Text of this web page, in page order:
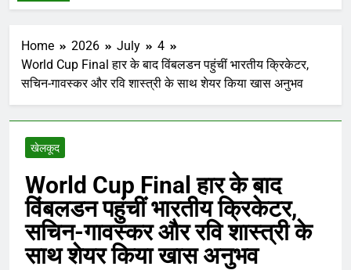
Home 2026 July
4
World Cup Final हार के बाद विंबलडन पहुंचीं भारतीय क्रिकेटर,
सचिन-गावस्कर और रवि शास्त्री के साथ शेयर किया खास अनुभव
खेलकूद
World Cup Final हार के बाद
विंबलडन पहुंचीं भारतीय क्रिकेटर,
सचिन-गावस्कर और रवि शास्त्री के
साथ शेयर किया खास अनुभव